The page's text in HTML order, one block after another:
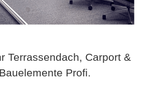
Terrassendach, Carport &
Bauelemente Profi.